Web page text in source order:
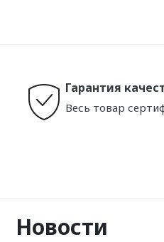
Гарантия
Весь товар
Новости